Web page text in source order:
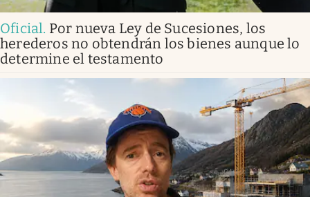
Oficial. Por nueva Ley de Sucesiones, los
herederos no obtendrán los bienes aunque lo
determine el testamento